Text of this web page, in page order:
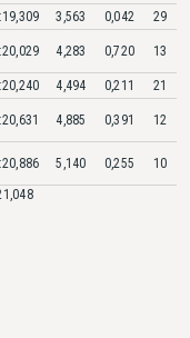
3,563 0,042 29
4,283 0,720 13
4,494 0,211 21
4,885 0,391 12
5,140 0,255
10